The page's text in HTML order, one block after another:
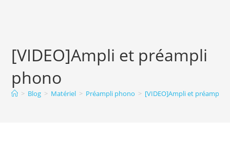
[VIDEO]Ampli et préampli
phono
> Blog > Matériel > Préampli phono > [VIDEO]Ampli et préampli